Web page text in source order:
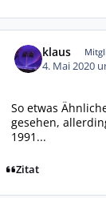
klaus
4. Mai 2020
So etwas
gesehen,
1991...
Zitat